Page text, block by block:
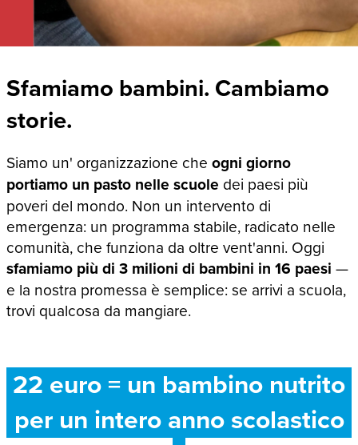
Sfamiamo bambini. Cambiamo
storie.
Siamo un' organizzazione che ogni giorno
portiamo un pasto nelle scuole dei paesi più
poveri del mondo. Non un intervento di
emergenza: un programma stabile, radicato nelle
comunità, che funziona da oltre vent'anni. Oggi
sfamiamo più di 3 milioni di bambini in 16 paesi —
e la nostra promessa è semplice: se arrivi a scuola,
trovi qualcosa da mangiare.
22 euro = un bambino nutrito
per un intero anno scolastico